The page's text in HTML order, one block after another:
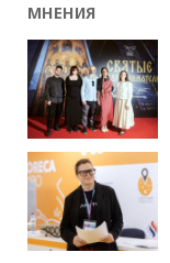
МНЕНИЯ